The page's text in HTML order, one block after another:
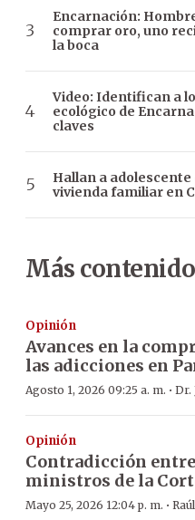
Encarnación:
comprar oro, uno
la boca
Video: Identifican a
ecológico de
claves
Hallan a
vivienda familiar en
Más
Opinión
Avances en la
las adicciones en
Agosto 1, 2026 09:25 a. m. · Dr.
Opinión
Contradicción entre
ministros de la
Mayo 25, 2026 12:04 p. m. ·